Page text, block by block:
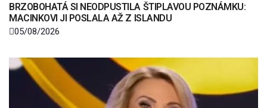
BRZOBOHATÁ SI NEODPUSTILA ŠTIPLAVOU POZNÁMKU:
MACINKOVI JI POSLALA AŽ Z ISLANDU
05/08/2026